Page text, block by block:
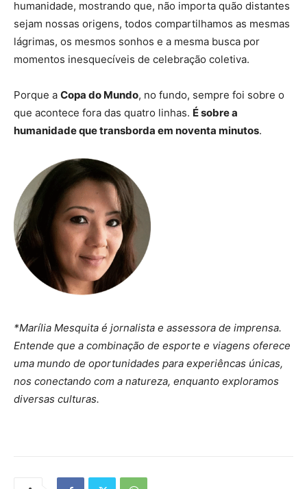
humanidade, mostrando que, não importa quão distantes
sejam nossas origens, todos compartilhamos as mesmas
lágrimas, os mesmos sonhos e a mesma busca por
momentos inesquecíveis de celebração coletiva.
Porque a Copa do Mundo, no fundo, sempre foi sobre o
que acontece fora das quatro linhas. É sobre a
humanidade que transborda em noventa minutos.
*Marília Mesquita é jornalista e assessora de imprensa.
Entende que a combinação de esporte e viagens oferece
uma mundo de oportunidades para experiêncas únicas,
nos conectando com a natureza, enquanto exploramos
diversas culturas.